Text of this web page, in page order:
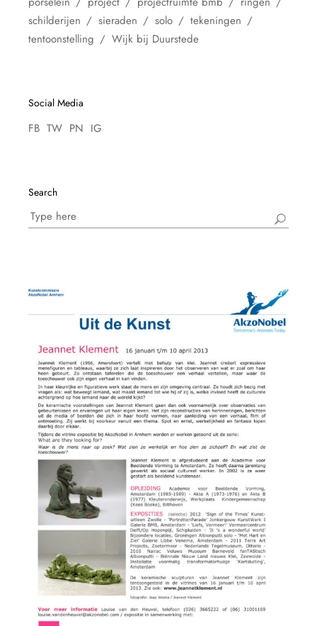
schilderijen
sieraden solo
tekeningen
tentoonstelling
Wijk bij Duurstede
Social Media
FB TW PN IG
Search
Search
for: